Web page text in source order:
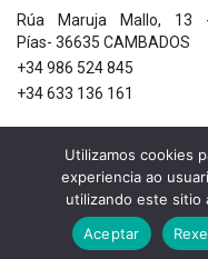
Rúa Maruja Mallo, 13
Pías- 36635 CAMBADOS
+34 986 524 845
+34 633 136 161
AVISOS LEGAIS
Política de privacidade
Aviso legal
Política de cookies
Utilizamos cookies
experiencia ao
utilizando este sitio
Aceptar